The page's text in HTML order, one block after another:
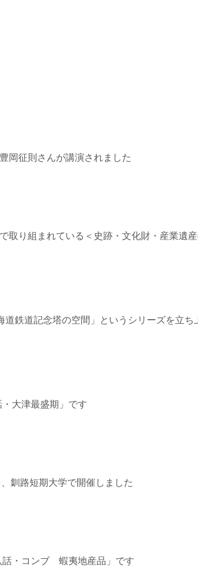
岡征則さんが講演されました
り組まれている＜史跡・文化財・産業遺
鉄道記念塔の空間」というシリーズを立ち
大津最盛期」です
釧路短期大学で開催しました
・コンブ 蝦夷地産品」です